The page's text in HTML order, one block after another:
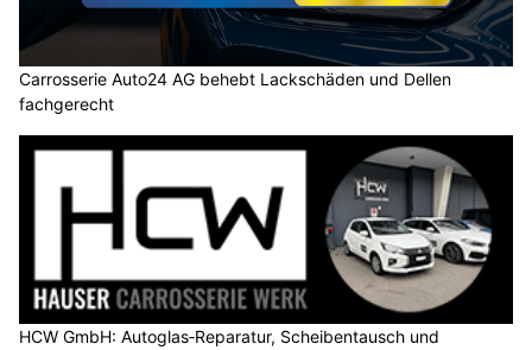
Carrosserie Auto24 AG behebt Lackschäden und Dellen
fachgerecht
HCW GmbH: Autoglas‑Reparatur, Scheibentausch und